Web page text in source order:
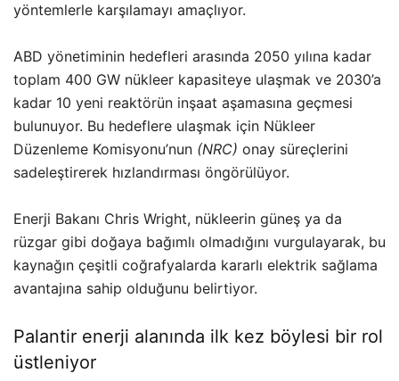
yöntemlerle karşılamayı amaçlıyor.
ABD yönetiminin hedefleri arasında 2050 yılına kadar
toplam 400 GW nükleer kapasiteye ulaşmak ve 2030’a
kadar 10 yeni reaktörün inşaat aşamasına geçmesi
bulunuyor. Bu hedeflere ulaşmak için Nükleer
Düzenleme Komisyonu’nun (NRC) onay süreçlerini
sadeleştirerek hızlandırması öngörülüyor.
Enerji Bakanı Chris Wright, nükleerin güneş ya da
rüzgar gibi doğaya bağımlı olmadığını vurgulayarak, bu
kaynağın çeşitli coğrafyalarda kararlı elektrik sağlama
avantajına sahip olduğunu belirtiyor.
Palantir enerji alanında ilk kez böylesi bir rol
üstleniyor